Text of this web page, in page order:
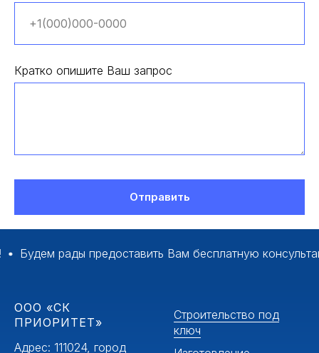
Кратко опишите Ваш запрос
Отправить
Будем рады предоставить Вам бесплатную
ООО «СК
ПРИОРИТЕТ»
Адрес: 111024, город
Строительство под
ключ